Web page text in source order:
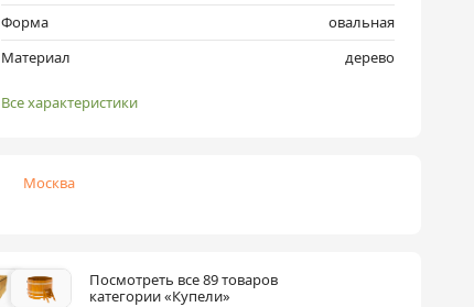
Форма
овальная
Материал
дерево
Все характеристики
Москва
Посмотреть все 89 товаров
категории «Купели»